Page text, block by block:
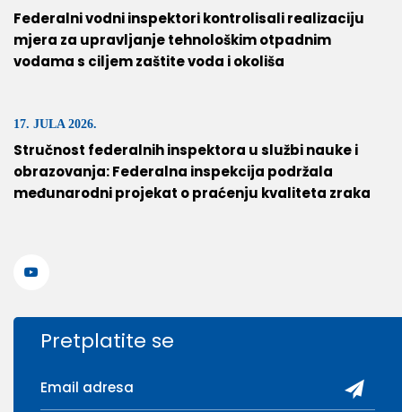
Federalni vodni inspektori kontrolisali realizaciju
mjera za upravljanje tehnološkim otpadnim
vodama s ciljem zaštite voda i okoliša
17. JULA 2026.
Stručnost federalnih inspektora u službi nauke i
obrazovanja: Federalna inspekcija podržala
međunarodni projekat o praćenju kvaliteta zraka
Pretplatite se